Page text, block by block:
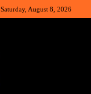
Saturday, August 8, 2026